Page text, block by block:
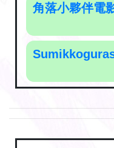
角落小夥伴電